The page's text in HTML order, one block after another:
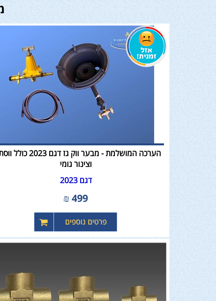
הערכה המושלמת - מבער ווק גז דגם
וצינור גומי
דגם 2023
499
₪